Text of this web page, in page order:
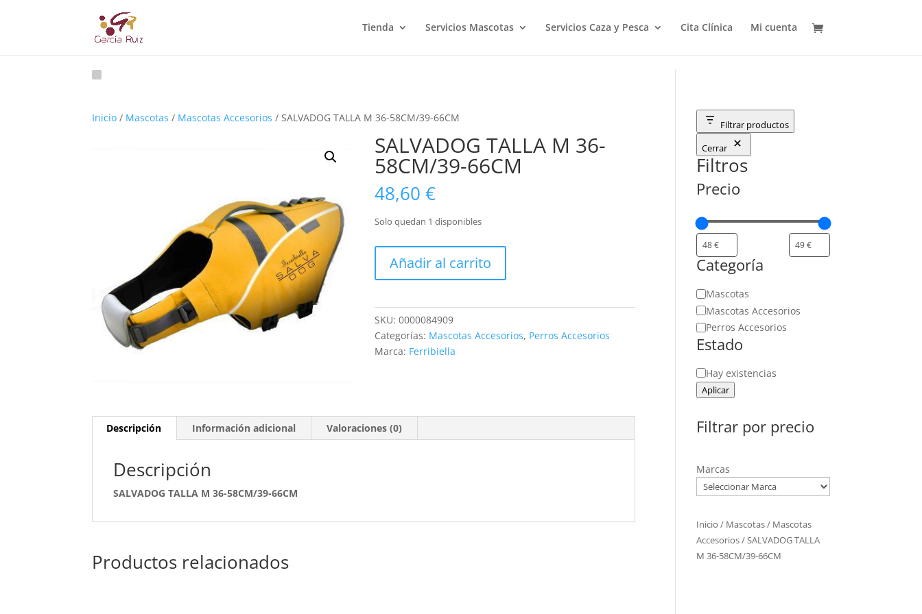
Tienda Servicios Mascotas Servicios Caza y Pesca Cita Clínica Mi cuenta
Inicio / Mascotas / Mascotas Accesorios / SALVADOG TALLA M 36-58CM/39-66CM
SALVADOG TALLA M 36-
58CM/39-66CM
48,60€
Solo quedan 1 disponibles
TALLA
M
58CM/39-
66CM
cantidad
Añadir al carrito
SKU:0000084909
Categorías: Mascotas Accesorios, Perros Accesorios
Marca: Ferribiella
Descripción Información adicional Valoraciones (0)
Descripción
SALVADOG TALLA M 36-58CM/39-66CM
Productos relacionados
Filtrar productos
Cerrar
Filtros
Precio
Categoría
Categoría
Mascotas
Mascotas Accesorios
Perros Accesorios
Estado
Estado
Hay existencias
Aplicar
Filtrar por precio
Marcas
Inicio / Mascotas/ Mascotas
Accesorios/ SALVADOG TALLA
M 36-58CM/39-66CM